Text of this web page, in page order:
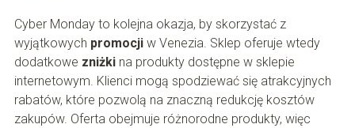
Cyber Monday to kolejna okazja, by skorzystać z
wyjątkowych promocjiw Venezia. Sklep oferuje wtedy
dodatkowe zniżkina produkty dostępne w sklepie
internetowym. Klienci mogą spodziewać się atrakcyjnych
rabatów, które pozwolą na znaczną redukcję kosztów
zakupów. Oferta obejmuje różnorodne produkty, więc